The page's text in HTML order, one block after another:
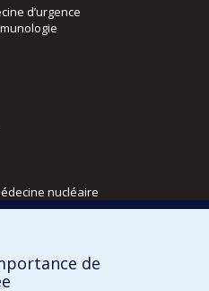
d’urgence
nucléaire
physique
de